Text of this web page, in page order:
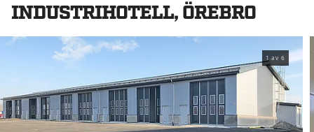
INDUSTRIHOTELL, ÖREBRO
1 av 6